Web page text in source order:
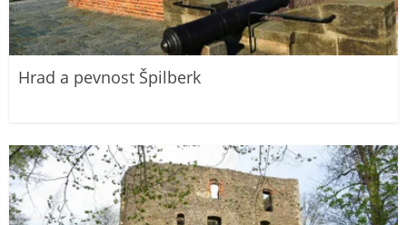
Hrad a pevnost Špilberk